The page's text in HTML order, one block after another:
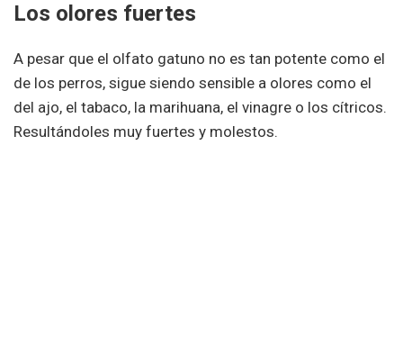
Los olores fuertes
A pesar que el olfato gatuno no es tan potente como el
de los perros, sigue siendo sensible a olores como el
del ajo, el tabaco, la marihuana, el vinagre o los cítricos.
Resultándoles muy fuertes y molestos.